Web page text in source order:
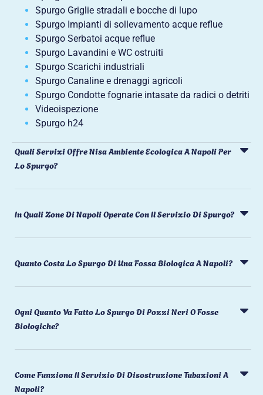
Spurgo Griglie stradali e bocche di lupo
Spurgo Impianti di sollevamento acque reflue
Spurgo Serbatoi acque reflue
Spurgo Lavandini e WC ostruiti
Spurgo Scarichi industriali
Spurgo Canaline e drenaggi agricoli
Spurgo Condotte fognarie intasate da radici o detriti
Videoispezione
Spurgo h24
Quali Servizi Offre Nisa Ambiente Ecologica A Napoli Per
Lo Spurgo?
In Quali Zone Di Napoli Operate Con Il Servizio Di Spurgo?
Quanto Costa Lo Spurgo Di Una Fossa Biologica A Napoli?
Ogni Quanto Va Fatto Lo Spurgo Di Pozzi Neri O Fosse
Biologiche?
Come Funziona Il Servizio Di Disostruzione Tubazioni A
Napoli?